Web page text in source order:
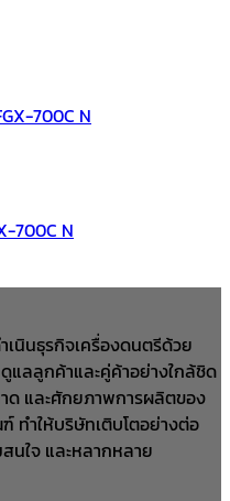
700C N
นินธุรกิจเครื่องดนตรีด้วย
ดูแลลูกค้าและคู่ค้าอย่างใกล้ชิด
าด และศักยภาพการผลิตของ
ทำให้บริษัทเติบโตอย่างต่อ
นใจ และหลากหลาย